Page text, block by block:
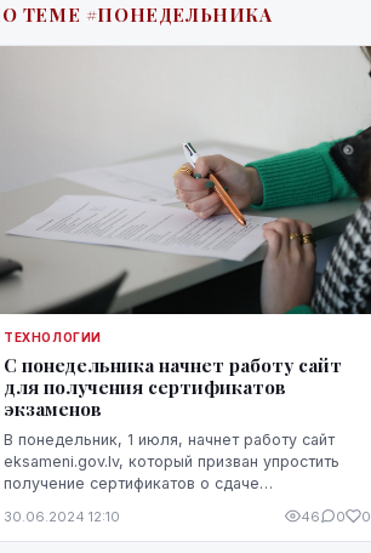
ТЕМЕ #ПОНЕДЕЛЬНИКА
ТЕХНОЛОГИИ
С понедельника начнет работу сайт
для получения сертификатов
экзаменов
В понедельник, 1 июля, начнет работу сайт
eksameni.gov.lv, который призван упростить
получение сертификатов о сдаче
сообщает Министерство образования и науки
30.06.2024 12:10 46 0 0